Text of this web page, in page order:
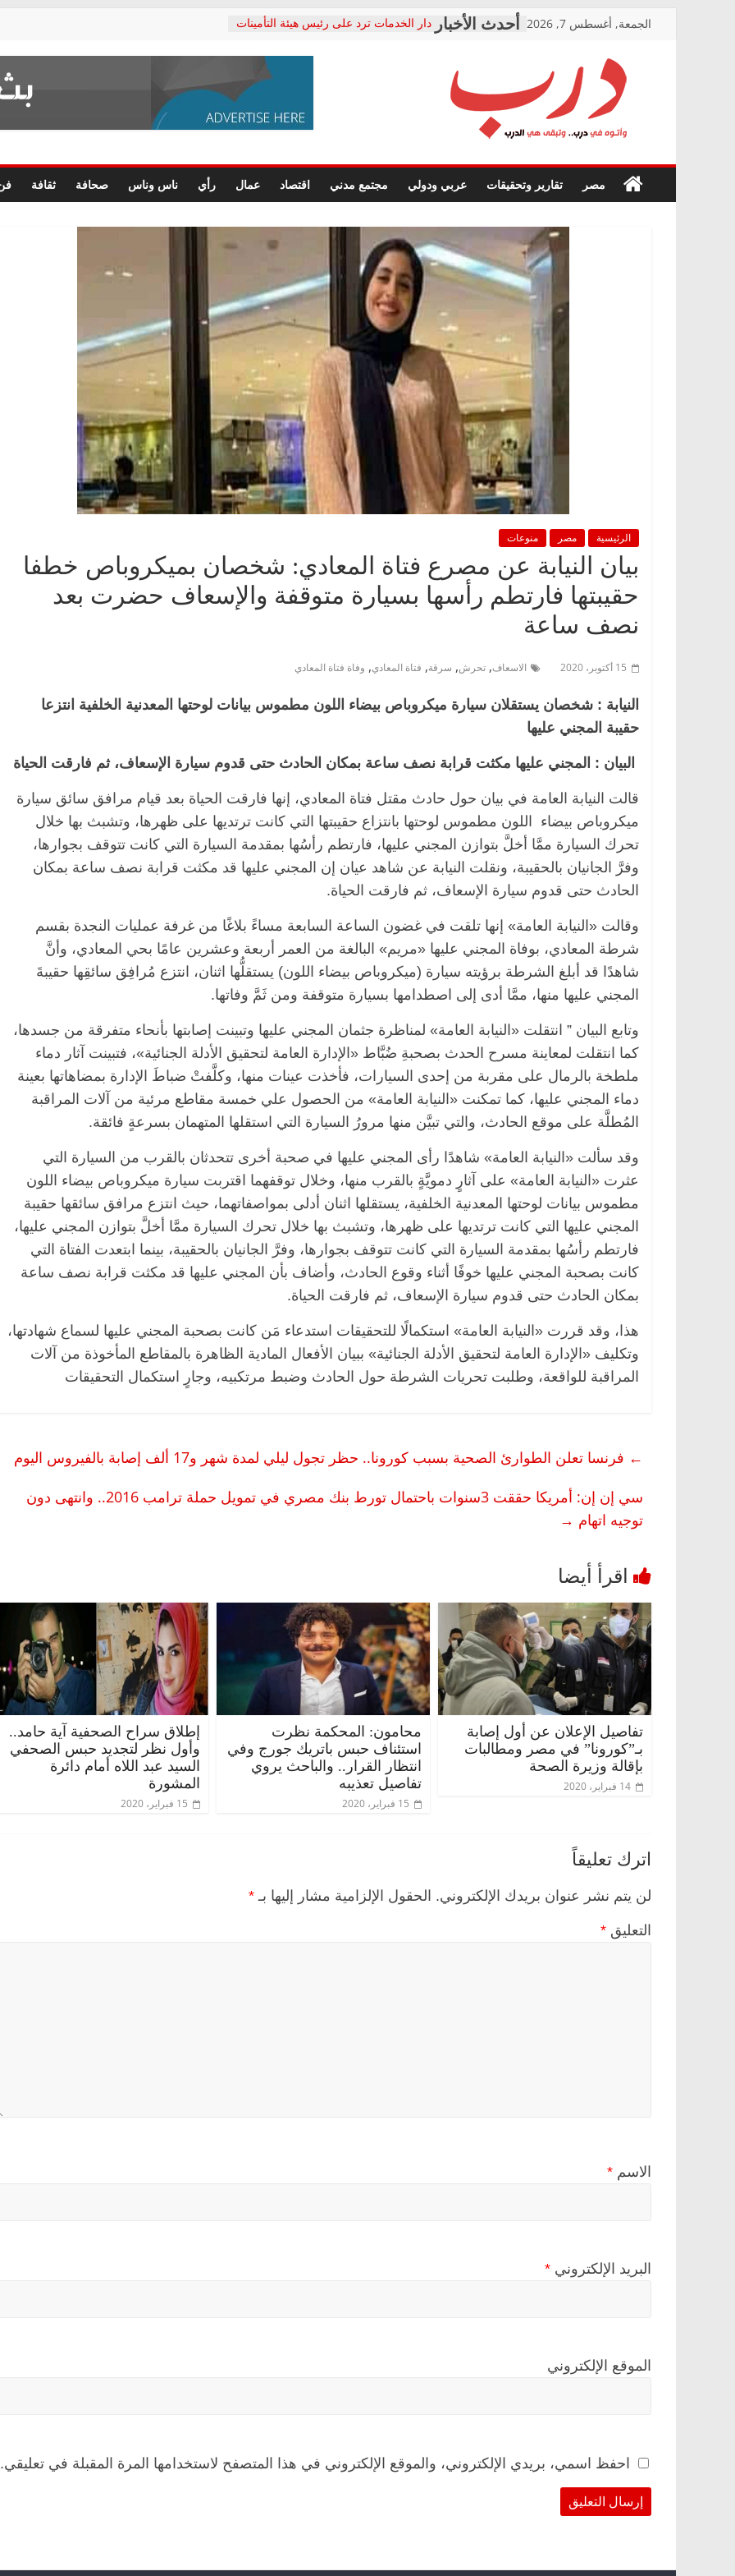
الجمعة, أغسطس 7, 2026
دار الخدمات ترد على رئيس هيئة التأمينات
معاناة أصحاب المعاشات.. ونطالب بكشف
فرحات سليمان يكتب: القطاع الصحي إلى
حزب التحالف الشعبي يطلق لجنة “الحق
صور .. اعتماد الرسومات النهائية للقرار
الوزاري لمدينة الصحفيين.. وانتهاء أعمال
إنشاء المبنى الإداري
متابعة قضية الدكتور محمد زهران.. ويؤكد:
قرينة البراءة وضمانات المحاكمة العادلة
حق أصيل
درب
في
درب..
مصر تقارير وتحقيقات عربي ودولي مجتمع مدني اقتصاد عمال رأي ناس وناس صحافة ثقافة
الرئيسية مصر منوعات
بيان النيابة عن مصرع فتاة المعادي: شخصان بميكروباص خطفا
حقيبتها فارتطم رأسها بسيارة متوقفة والإسعاف حضرت بعد
نصف ساعة
15 أكتوبر، 2020 الاسعاف, تحرش, سرقة, فتاة المعادي, وفاة فتاة المعادي
النيابة : شخصان يستقلان سيارة ميكروباص بيضاء اللون مطموس بيانات لوحتها المعدنية الخلفية انتزعا
حقيبة المجني عليها
البيان : المجني عليها مكثت قرابة نصف ساعة بمكان الحادث حتى قدوم سيارة الإسعاف، ثم فارقت الحياة
قالت النيابة العامة في بيان حول حادث مقتل فتاة المعادي، إنها فارقت الحياة بعد قيام مرافق سائق سيارة
ميكروباص بيضاء اللون مطموس لوحتها بانتزاع حقيبتها التي كانت ترتديها على ظهرها، وتشبث بها خلال
تحرك السيارة ممَّا أخلَّ بتوازن المجني عليها، فارتطم رأسُها بمقدمة السيارة التي كانت تتوقف بجوارها،
وفرَّ الجانيان بالحقيبة، ونقلت النيابة عن شاهد عيان إن المجني عليها قد مكثت قرابة نصف ساعة بمكان
الحادث حتى قدوم سيارة الإسعاف، ثم فارقت الحياة.
وقالت «النيابة العامة» إنها تلقت في غضون الساعة السابعة مساءً بلاغًا من غرفة عمليات النجدة بقسم
شرطة المعادي، بوفاة المجني عليها «مريم» البالغة من العمر أربعة وعشرين عامًا بحي المعادي، وأنَّ
شاهدًا قد أبلغ الشرطة برؤيته سيارة (ميكروباص بيضاء اللون) يستقلُّها اثنان، انتزع مُرافِق سائقِها حقيبةَ
المجني عليها منها، ممَّا أدى إلى اصطدامها بسيارة متوقفة ومن ثَمَّ وفاتها.
وتابع البيان ” انتقلت «النيابة العامة» لمناظرة جثمان المجني عليها وتبينت إصابتها بأنحاء متفرقة من جسدها،
كما انتقلت لمعاينة مسرح الحدث بصحبةِ ضُبَّاط «الإدارة العامة لتحقيق الأدلة الجنائية»، فتبينت آثار دماء
ملطخة بالرمال على مقربة من إحدى السيارات، فأخذت عينات منها، وكلَّفتْ ضباطَ الإدارة بمضاهاتها بعينة
دماء المجني عليها، كما تمكنت «النيابة العامة» من الحصول علي خمسة مقاطع مرئية من آلات المراقبة
المُطلَّة على موقع الحادث، والتي تبيَّن منها مرورُ السيارة التي استقلها المتهمان بسرعةٍ فائقة.
وقد سألت «النيابة العامة» شاهدًا رأى المجني عليها في صحبة أخرى تتحدثان بالقرب من السيارة التي
عثرت «النيابة العامة» على آثارٍ دمويَّةٍ بالقرب منها، وخلال توقفهما اقتربت سيارة ميكروباص بيضاء اللون
مطموس بيانات لوحتها المعدنية الخلفية، يستقلها اثنان أدلى بمواصفاتهما، حيث انتزع مرافق سائقها حقيبة
المجني عليها التي كانت ترتديها على ظهرها، وتشبث بها خلال تحرك السيارة ممَّا أخلَّ بتوازن المجني عليها،
فارتطم رأسُها بمقدمة السيارة التي كانت تتوقف بجوارها، وفرَّ الجانيان بالحقيبة، بينما ابتعدت الفتاة التي
كانت بصحبة المجني عليها خوفًا أثناء وقوع الحادث، وأضاف بأن المجني عليها قد مكثت قرابة نصف ساعة
بمكان الحادث حتى قدوم سيارة الإسعاف، ثم فارقت الحياة.
هذا، وقد قررت «النيابة العامة» استكمالًا للتحقيقات استدعاء مَن كانت بصحبة المجني عليها لسماع شهادتها،
وتكليف «الإدارة العامة لتحقيق الأدلة الجنائية» ببيان الأفعال المادية الظاهرة بالمقاطع المأخوذة من آلات
المراقبة للواقعة، وطلبت تحريات الشرطة حول الحادث وضبط مرتكبيه، وجارٍ استكمال التحقيقات
← فرنسا تعلن الطوارئ الصحية بسبب كورونا.. حظر تجول ليلي لمدة شهر و17 ألف إصابة بالفيروس اليوم
سي إن إن: أمريكا حققت 3سنوات باحتمال تورط بنك مصري في تمويل حملة ترامب 2016.. وانتهى دون
توجيه اتهام →
تفاصيل الإعلان عن أول إصابة
بـ”كورونا” في مصر ومطالبات
بإقالة وزيرة الصحة
14 فبراير، 2020
محامون: المحكمة نظرت
استئناف حبس باتريك جورج وفي
انتظار القرار.. والباحث يروي
تفاصيل تعذيبه
15 فبراير، 2020
إطلاق سراح الصحفية آية حامد..
وأول نظر لتجديد حبس الصحفي
السيد عبد اللاه أمام دائرة
المشورة
15 فبراير، 2020
اترك تعليقاً
لن يتم نشر عنوان بريدك الإلكتروني. الحقول الإلزامية مشار إليها بـ *
التعليق *
الاسم *
البريد الإلكتروني *
الموقع الإلكتروني
احفظ اسمي، بريدي الإلكتروني، والموقع الإلكتروني في هذا المتصفح لاستخدامها المرة المقبلة في تعليقي.
مقعد شاغر على مائدة الإفطار.. يحيى
حسين عبدالهادي فارس مقاومة
الخصخصة الذي دافع عن المال العام
(بروفايل)
الرئيسية مصر ناس وناس
في ذكرى رحيله.. د. نور فرحات فقيه
قانوني دافع عن قضايا الوطن وانحاز
للحرية (بروفايل)
فاروق.. خبير اقتصادي
ميلاده وحيداً على أبواب